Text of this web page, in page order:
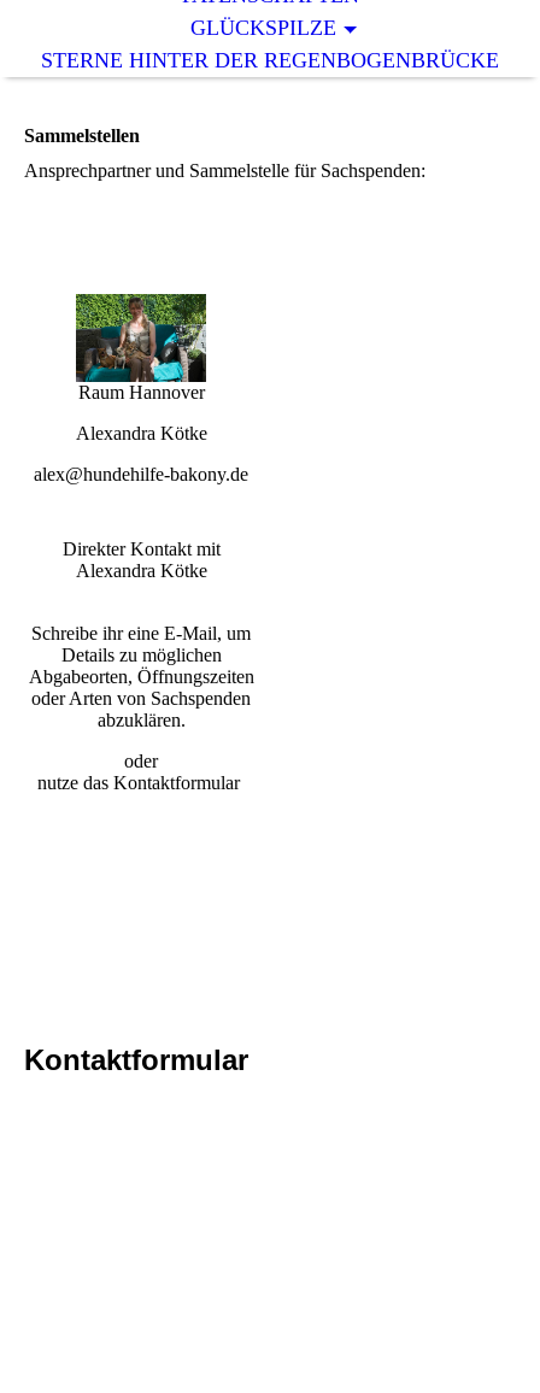
GLÜCKSPILZE
STERNE HINTER DER REGENBOGENBRÜCKE
Sammelstellen
Ansprechpartner und Sammelstelle für Sachspenden:
Raum Hannover
Alexandra Kötke
alex@hundehilfe-bakony.de
Direkter Kontakt mit
Alexandra Kötke
Schreibe ihr eine E‑Mail, um
Details zu möglichen
Abgabeorten, Öffnungszeiten
oder Arten von Sachspenden
abzuklären.
oder
nutze das Kontaktformular
Kontaktformular